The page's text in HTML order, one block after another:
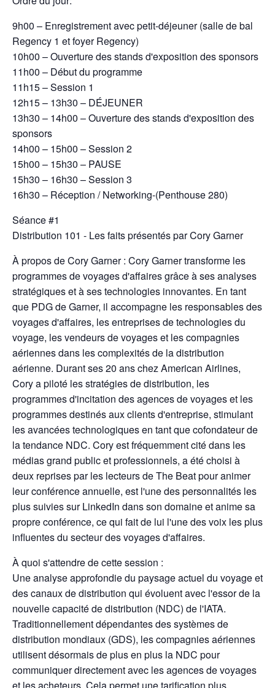
9h00 – Enregistrement avec petit-déjeuner (salle de bal
Regency 1 et foyer Regency)
10h00 – Ouverture des stands d'exposition des sponsors
11h00 – Début du programme
11h15 – Session 1
12h15 – 13h30 – DÉJEUNER
13h30 – 14h00 – Ouverture des stands d'exposition des
sponsors
14h00 – 15h00 – Session 2
15h00 – 15h30 – PAUSE
15h30 – 16h30 – Session 3
16h30 – Réception / Networking-(Penthouse 280)
Séance #1
Distribution 101 - Les faits présentés par Cory Garner
À propos de Cory Garner : Cory Garner transforme les
programmes de voyages d'affaires grâce à ses analyses
stratégiques et à ses technologies innovantes. En tant
que PDG de Garner, il accompagne les responsables des
voyages d'affaires, les entreprises de technologies du
voyage, les vendeurs de voyages et les compagnies
aériennes dans les complexités de la distribution
aérienne. Durant ses 20 ans chez American Airlines,
Cory a piloté les stratégies de distribution, les
programmes d'incitation des agences de voyages et les
programmes destinés aux clients d'entreprise, stimulant
les avancées technologiques en tant que cofondateur de
la tendance NDC. Cory est fréquemment cité dans les
médias grand public et professionnels, a été choisi à
deux reprises par les lecteurs de The Beat pour animer
leur conférence annuelle, est l'une des personnalités les
plus suivies sur LinkedIn dans son domaine et anime sa
propre conférence, ce qui fait de lui l'une des voix les plus
influentes du secteur des voyages d'affaires.
À quoi s'attendre de cette session :
Une analyse approfondie du paysage actuel du voyage et
des canaux de distribution qui évoluent avec l'essor de la
nouvelle capacité de distribution (NDC) de l'IATA.
Traditionnellement dépendantes des systèmes de
distribution mondiaux (GDS), les compagnies aériennes
utilisent désormais de plus en plus la NDC pour
communiquer directement avec les agences de voyages